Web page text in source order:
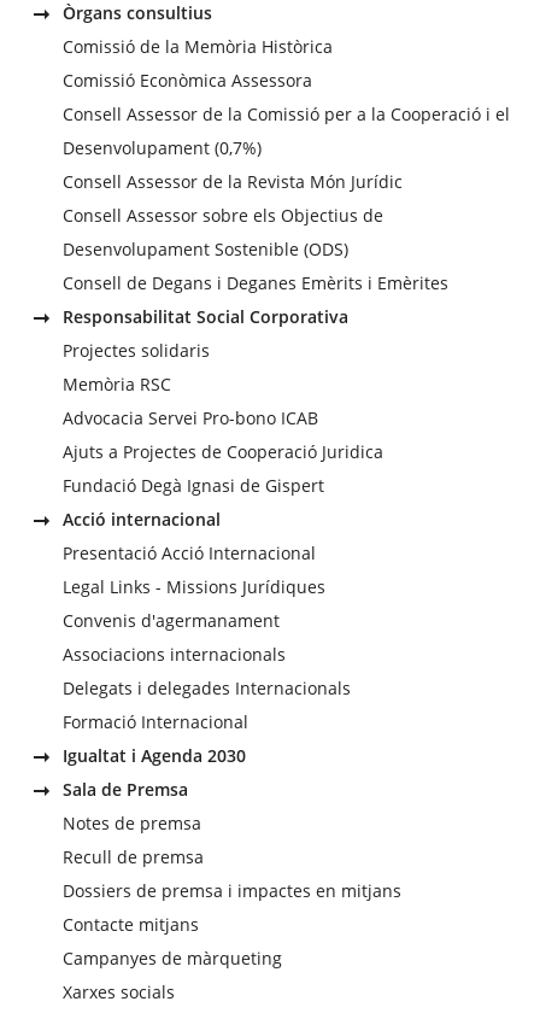
Òrgans consultius
Comissió de la Memòria Històrica
Comissió Econòmica Assessora
Consell Assessor de la Comissió per a la Cooperació i el
Desenvolupament (0,7%)
Consell Assessor de la Revista Món Jurídic
Consell Assessor sobre els Objectius de
Desenvolupament Sostenible (ODS)
Consell de Degans i Deganes Emèrits i Emèrites
Responsabilitat Social Corporativa
Projectes solidaris
Memòria RSC
Advocacia Servei Pro-bono ICAB
Ajuts a Projectes de Cooperació Juridica
Fundació Degà Ignasi de Gispert
Acció internacional
Presentació Acció Internacional
Legal Links - Missions Jurídiques
Convenis d'agermanament
Associacions internacionals
Delegats i delegades Internacionals
Formació Internacional
Igualtat i Agenda 2030
Sala de Premsa
Notes de premsa
Recull de premsa
Dossiers de premsa i impactes en mitjans
Contacte mitjans
Campanyes de màrqueting
Xarxes socials